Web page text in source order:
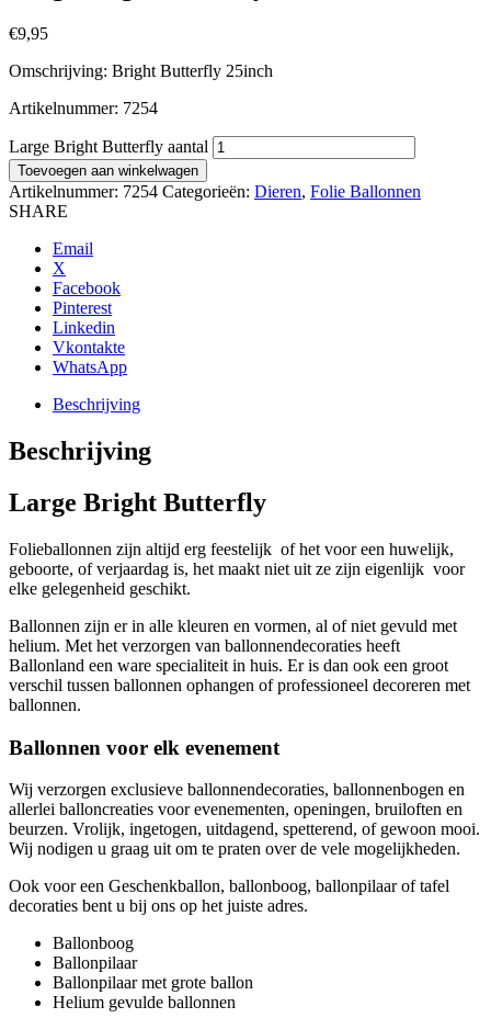
€9,95
Omschrijving: Bright Butterfly 25inch
Artikelnummer: 7254
Large Bright Butterfly aantal
Toevoegen aan winkelwagen
Artikelnummer: 7254 Categorieën: Dieren, Folie Ballonnen
SHARE
Email
X
Facebook
Pinterest
Linkedin
Vkontakte
WhatsApp
Beschrijving
Beschrijving
Large Bright Butterfly
Folieballonnen zijn altijd erg feestelijk of het voor een huwelijk,
geboorte, of verjaardag is, het maakt niet uit ze zijn eigenlijk voor
elke gelegenheid geschikt.
Ballonnen zijn er in alle kleuren en vormen, al of niet gevuld met
helium. Met het verzorgen van ballonnendecoraties heeft
Ballonland een ware specialiteit in huis. Er is dan ook een groot
verschil tussen ballonnen ophangen of professioneel decoreren met
ballonnen.
Ballonnen voor elk evenement
Wij verzorgen exclusieve ballonnendecoraties, ballonnenbogen en
allerlei balloncreaties voor evenementen, openingen, bruiloften en
beurzen. Vrolijk, ingetogen, uitdagend, spetterend, of gewoon mooi.
Wij nodigen u graag uit om te praten over de vele mogelijkheden.
Ook voor een Geschenkballon, ballonboog, ballonpilaar of tafel
decoraties bent u bij ons op het juiste adres.
Ballonboog
Ballonpilaar
Ballonpilaar met grote ballon
Helium gevulde ballonnen